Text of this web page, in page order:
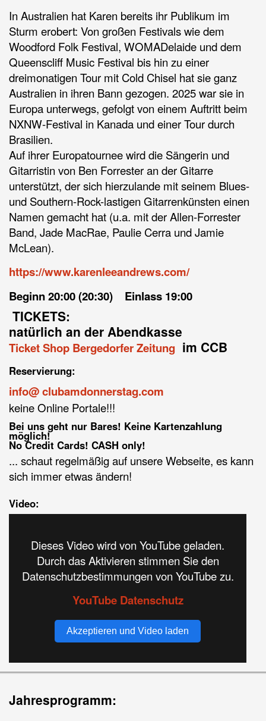
In Australien hat Karen bereits ihr Publikum im
Sturm erobert: Von großen Festivals wie dem
Woodford Folk Festival, WOMADelaide und dem
Queenscliff Music Festival bis hin zu einer
dreimonatigen Tour mit Cold Chisel hat sie ganz
Australien in ihren Bann gezogen. 2025 war sie in
Europa unterwegs, gefolgt von einem Auftritt beim
NXNW-Festival in Kanada und einer Tour durch
Brasilien.
Auf ihrer Europatournee wird die Sängerin und
Gitarristin von Ben Forrester an der Gitarre
unterstützt, der sich hierzulande mit seinem Blues-
und Southern-Rock-lastigen Gitarrenkünsten einen
Namen gemacht hat (u.a. mit der Allen-Forrester
Band, Jade MacRae, Paulie Cerra und Jamie
McLean).
https://www.karenleeandrews.com/
Beginn 20:00 (20:30) Einlass 19:00
TICKETS:
natürlich an der Abendkasse
Ticket Shop Bergedorfer Zeitung im CCB
Reservierung:
info@ clubamdonnerstag.com
keine Online Portale!!!
Bei uns geht nur Bares! Keine Kartenzahlung
möglich!
No Credit Cards! CASH only!
... schaut regelmäßig auf unsere Webseite, es kann
sich immer etwas ändern!
Video:
Dieses Video wird von YouTube geladen.
Durch das Aktivieren stimmen Sie den
Datenschutzbestimmungen von YouTube zu.
YouTube Datenschutz
Akzeptieren und Video laden
Jahresprogramm: